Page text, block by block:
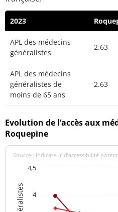
2023
APL des médecins
généralistes
2.63
APL des médecins
généralistes de
moins de 65 ans
2.63
Evolution de l’accès aux
Roquepine
Source : indicateur d’accessibilité
4
4,5